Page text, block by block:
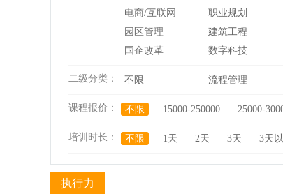
电商/互联网
职业规划
园区管理
建筑工程
国企改革
数字科技
二级分类： 不限 流程管理
课程报价： 不限 15000-250000 25000-
培训时长： 不限 1天 2天 3天 3天
执行力